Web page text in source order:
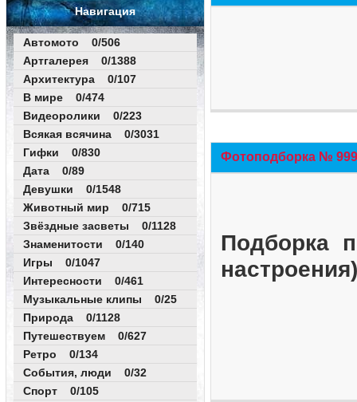
Навигация
Автомото 0/506
Артгалерея 0/1388
Архитектура 0/107
В мире 0/474
Видеоролики 0/223
Всякая всячина 0/3031
Гифки 0/830
Дата 0/89
Девушки 0/1548
Животный мир 0/715
Звёздные засветы 0/1128
Знаменитости 0/140
Игры 0/1047
Интересности 0/461
Музыкальные клипы 0/25
Природа 0/1128
Путешествуем 0/627
Ретро 0/134
События, люди 0/32
Спорт 0/105
Фотоподборка №
Подборка